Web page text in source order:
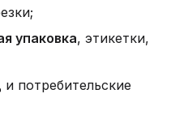
упаковка, этикетки,
и потребительские